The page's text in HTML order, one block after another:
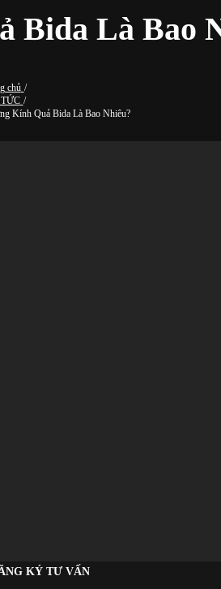
Bida Là Bao
chủ /
/
Kính Quả Bida Là Bao Nhiêu?
KÝ TƯ VẤN